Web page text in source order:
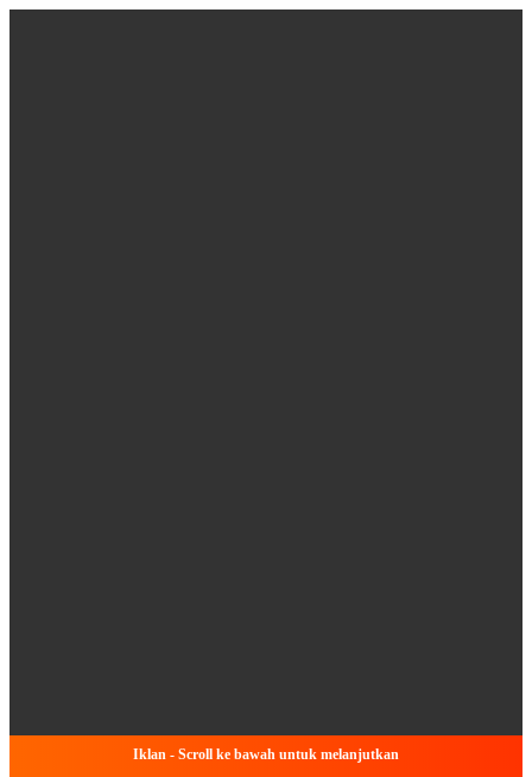
Iklan - Scroll ke bawah untuk melanjutkan